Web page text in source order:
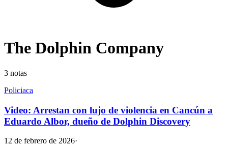
The Dolphin Company
3 notas
Policiaca
Video: Arrestan con lujo de violencia en Cancún a
Eduardo Albor, dueño de Dolphin Discovery
12 de febrero de 2026·